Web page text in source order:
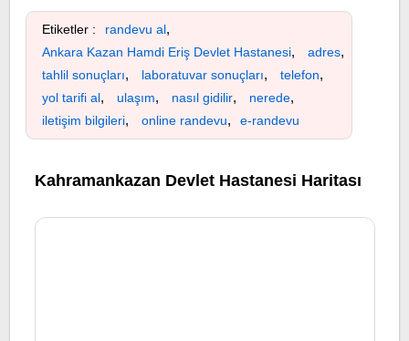
Etiketler : randevu al,
Ankara Kazan Hamdi Eriş Devlet Hastanesi, adres,
tahlil sonuçları, laboratuvar sonuçları, telefon,
yol tarifi al, ulaşım, nasıl gidilir, nerede,
iletişim bilgileri, online randevu, e-randevu
Kahramankazan Devlet Hastanesi Haritası